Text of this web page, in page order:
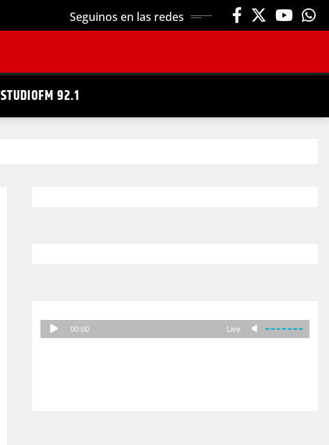
Seguinos en las redes
STUDIOFM 92.1